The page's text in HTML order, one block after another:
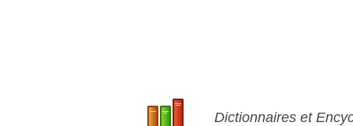
Dictionnaires et